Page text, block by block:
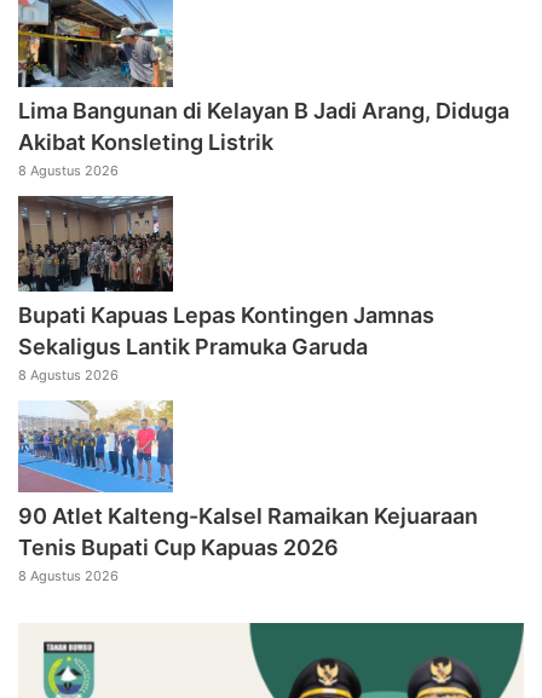
Lima Bangunan di Kelayan B Jadi Arang, Diduga
Akibat Konsleting Listrik
8 Agustus 2026
Bupati Kapuas Lepas Kontingen Jamnas
Sekaligus Lantik Pramuka Garuda
8 Agustus 2026
90 Atlet Kalteng-Kalsel Ramaikan Kejuaraan
Tenis Bupati Cup Kapuas 2026
8 Agustus 2026